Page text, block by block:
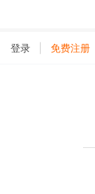
登录 免费注册